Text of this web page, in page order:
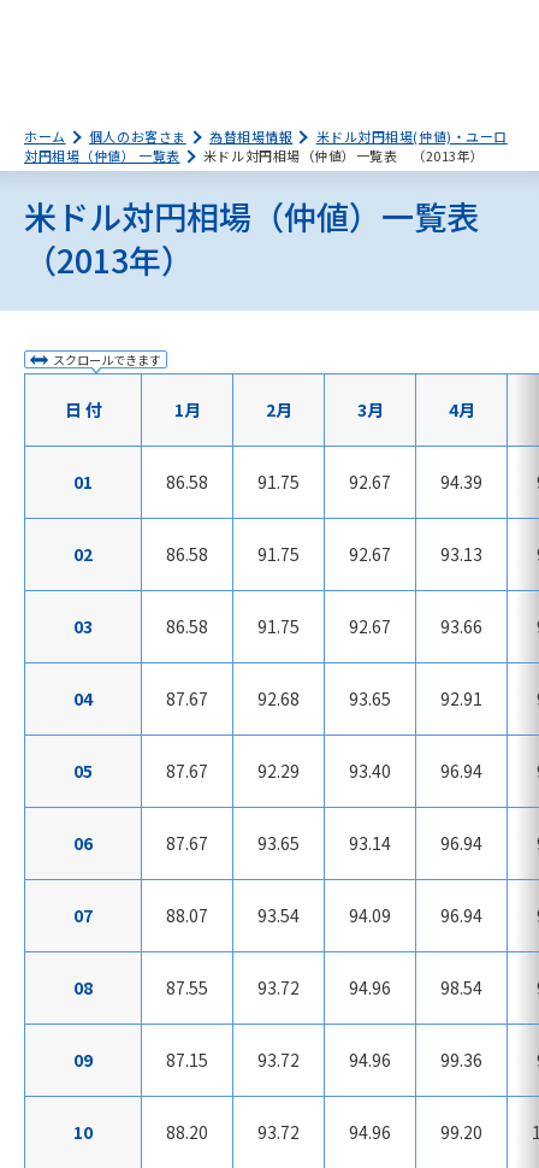
ホーム 個人のお客さま 為替相場情報
米ドル対円相場(仲値)・ユーロ
対円相場（仲値） 一覧表
米ドル対円相場（仲値）一覧表 （2013年）
米ドル対円相場（仲値）一覧表
（2013年）
スクロールできます
日 付 1月 2月 3月 4月
01 86.58 91.75 92.67 94.39
02 86.58 91.75 92.67 93.13
03 86.58 91.75 92.67 93.66
04 87.67 92.68 93.65 92.91
05 87.67 92.29 93.40 96.94
06 87.67 93.65 93.14 96.94
07 88.07 93.54 94.09 96.94
08 87.55 93.72 94.96 98.54
09 87.15 93.72 94.96 99.36
10 88.20 93.72 94.96 99.20